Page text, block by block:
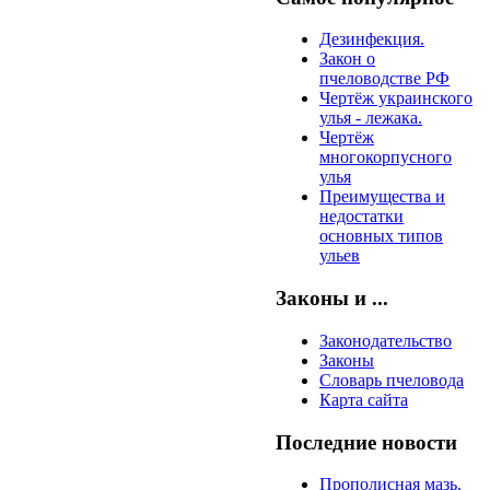
Дезинфекция.
Закон о
пчеловодстве РФ
Чертёж украинского
улья - лежака.
Чертёж
многокорпусного
улья
Преимущества и
недостатки
основных типов
ульев
Законы и ...
Законодательство
Законы
Словарь пчеловода
Карта сайта
Последние новости
Прополисная мазь.